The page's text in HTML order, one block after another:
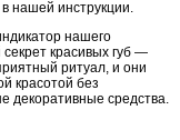
в нашей инструкции.
нашего
красивых губ —
ритуал, и они
красотой без
декоративные средства.